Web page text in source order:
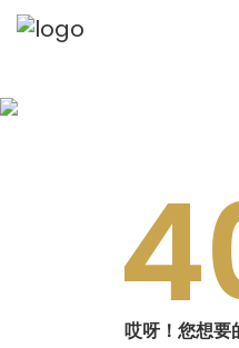
哎呀！ 您想要